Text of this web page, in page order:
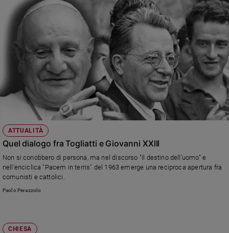
ATTUALITÀ
Quel dialogo fra Togliatti e Giovanni XXIII
Non si conobbero di persona, ma nel discorso "Il destino dell'uomo" e
nell'enciclica "Pacem in terris" del 1963 emerge una reciproca apertura fra
comunisti e cattolici.
Paolo Perazzolo
CHIESA